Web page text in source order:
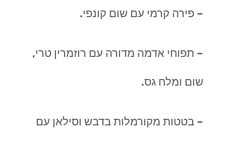
– פירה קרמי עם שום קונפי.
– תפוחי אדמה מדורה עם רוזמרין טרי,
שום ומלח גס.
– בטטות מקורמלות בדבש וסילאן עם